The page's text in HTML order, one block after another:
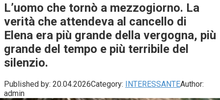
L’uomo che tornò a mezzogiorno. La
verità che attendeva al cancello di
Elena era più grande della vergogna, più
grande del tempo e più terribile del
silenzio.
Published by: 20.04.2026Category: INTERESSANTEAuthor:
admin